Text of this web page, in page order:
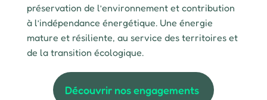
préservation de l’environnement et contribution
à l’indépendance énergétique. Une énergie
mature et résiliente, au service des territoires et
de la transition écologique.
Découvrir nos engagements